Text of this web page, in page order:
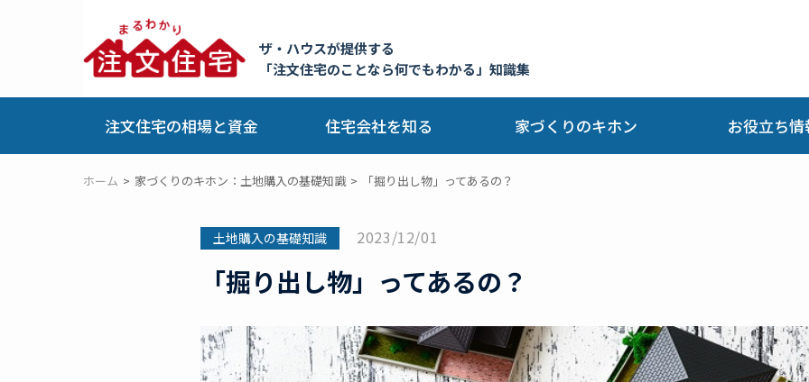
ザ・ハウスが提供する
「注文住宅のことなら何でもわかる」知識集
注文住宅の相場と資金 住宅会社を知る 家づくりのキホン お役立ち情
ホーム 家づくりのキホン：土地購入の基礎知識 「掘り出し物」ってあるの？
土地購入の基礎知識 2023/12/01
「掘り出し物」ってあるの？